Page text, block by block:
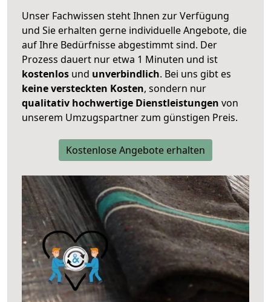
Unser Fachwissen steht Ihnen zur Verfügung
und Sie erhalten gerne individuelle Angebote, die
auf Ihre Bedürfnisse abgestimmt sind. Der
Prozess dauert nur etwa 1 Minuten und ist
kostenlos und unverbindlich. Bei uns gibt es
keine versteckten Kosten, sondern nur
qualitativ hochwertige Dienstleistungen von
unserem Umzugspartner zum günstigen Preis.
Kostenlose Angebote erhalten